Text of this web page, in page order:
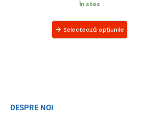
În stoc
Selectează opțiunile
DESPRE NOI